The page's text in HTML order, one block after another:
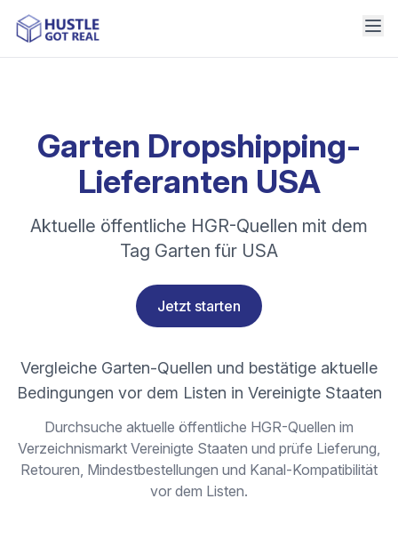
Garten Dropshipping-
Lieferanten USA
Aktuelle öffentliche HGR-Quellen mit dem
Tag Garten für USA
Jetzt starten
Vergleiche Garten-Quellen und bestätige aktuelle
Bedingungen vor dem Listen in Vereinigte Staaten
Durchsuche aktuelle öffentliche HGR-Quellen im
Verzeichnismarkt Vereinigte Staaten und prüfe Lieferung,
Retouren, Mindestbestellungen und Kanal-Kompatibilität
vor dem Listen.